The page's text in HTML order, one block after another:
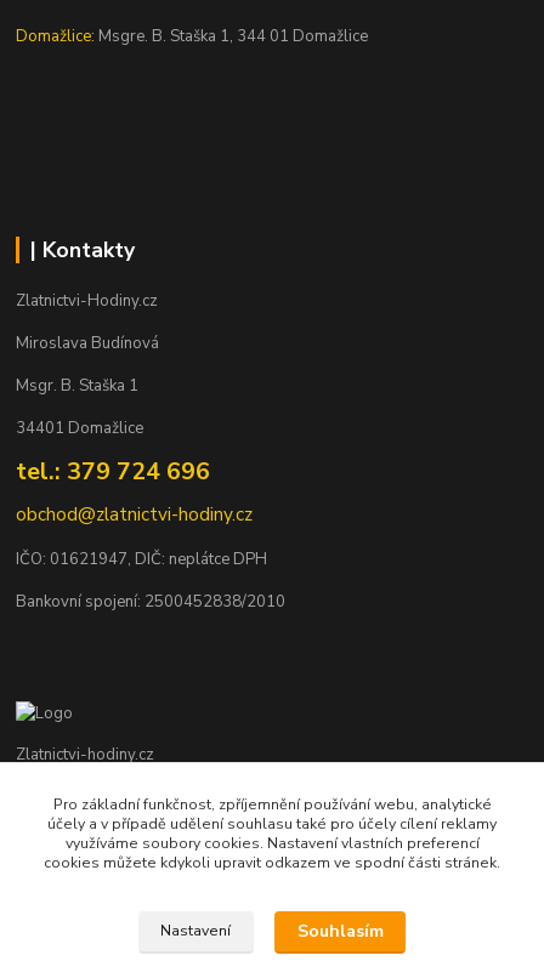
Domažlice: Msgre. B. Staška 1, 344 01 Domažlice
| Kontakty
Zlatnictvi-Hodiny.cz
Miroslava Budínová
Msgr. B. Staška 1
34401 Domažlice
tel.: 379 724 696
obchod@zlatnictvi-hodiny.cz
IČO: 01621947, DIČ: neplátce DPH
Bankovní spojení: 2500452838/2010
Zlatnictvi-hodiny.cz
+420 379 492 545
Po - Pá: 9,00 - 17,00 hod., So: 9,00 - 11,30 hod.
Pro základní funkčnost, zpříjemnění používání webu, analytické
účely a v případě udělení souhlasu také pro účely cílení reklamy
využíváme soubory cookies. Nastavení vlastních preferencí
cookies můžete kdykoli upravit odkazem ve spodní části stránek.
Nastavení Souhlasím